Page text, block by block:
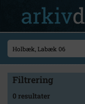
Filtrering
0 resultater